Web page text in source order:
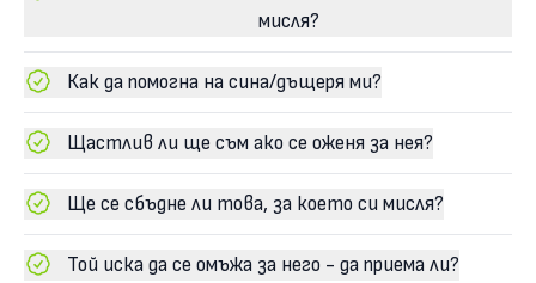
мисля?
Как да помогна на сина/дъщеря ми?
Щастлив ли ще съм ако се оженя за нея?
Ще се сбъдне ли това, за което си мисля?
Той иска да се омъжа за него - да приема ли?